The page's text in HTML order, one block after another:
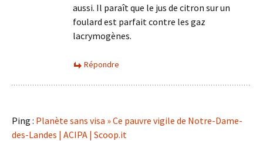
aussi. Il paraît que le jus de citron sur un
foulard est parfait contre les gaz
lacrymogènes.
Répondre
Ping : Planète sans visa » Ce pauvre vigile de Notre-Dame-
des-Landes | ACIPA | Scoop.it